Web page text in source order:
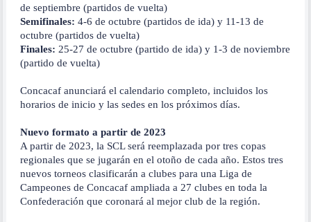
de septiembre (partidos de vuelta)
Semifinales: 4-6 de octubre (partidos de ida) y 11-13 de
octubre (partidos de vuelta)
Finales: 25-27 de octubre (partido de ida) y 1-3 de noviembre
(partido de vuelta)
Concacaf anunciará el calendario completo, incluidos los
horarios de inicio y las sedes en los próximos días.
Nuevo formato a partir de 2023
A partir de 2023, la SCL será reemplazada por tres copas
regionales que se jugarán en el otoño de cada año. Estos tres
nuevos torneos clasificarán a clubes para una Liga de
Campeones de Concacaf ampliada a 27 clubes en toda la
Confederación que coronará al mejor club de la región.